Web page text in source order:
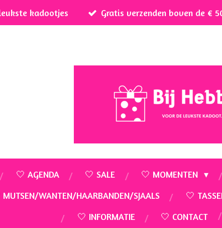
kadootjes Gratis verzenden boven de €
🤍 AGENDA 🤍 SALE 🤍 MOMENTEN
MUTSEN/WANTEN/HAARBANDEN/SJAALS
🤍
🤍 INFORMATIE
🤍 CONTACT